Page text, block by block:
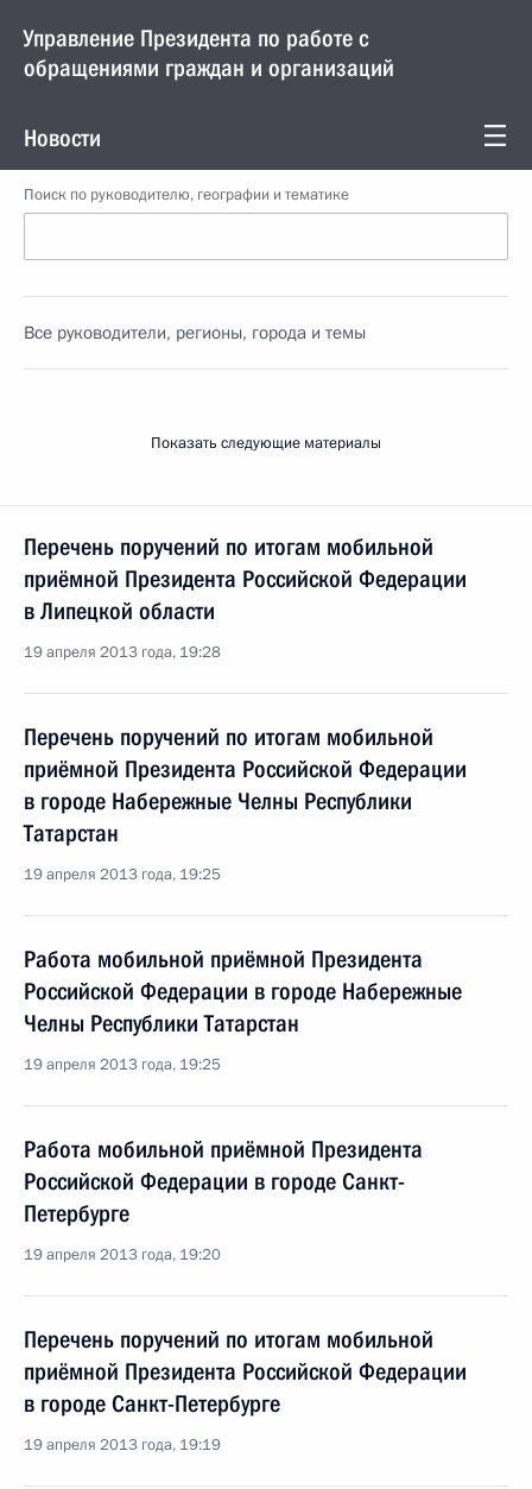
Управление Президента по работе с
обращениями граждан и организаций
Новости
Поиск по руководителю, географии и тематике
Все руководители, регионы, города и темы
Показать следующие материалы
Перечень поручений по итогам мобильной
приёмной Президента Российской Федерации
в Липецкой области
19 апреля 2013 года, 19:28
Перечень поручений по итогам мобильной
приёмной Президента Российской Федерации
в городе Набережные Челны Республики
Татарстан
19 апреля 2013 года, 19:25
Работа мобильной приёмной Президента
Российской Федерации в городе Набережные
Челны Республики Татарстан
19 апреля 2013 года, 19:25
Работа мобильной приёмной Президента
Российской Федерации в городе Санкт-
Петербурге
19 апреля 2013 года, 19:20
Перечень поручений по итогам мобильной
приёмной Президента Российской Федерации
в городе Санкт-Петербурге
19 апреля 2013 года, 19:19